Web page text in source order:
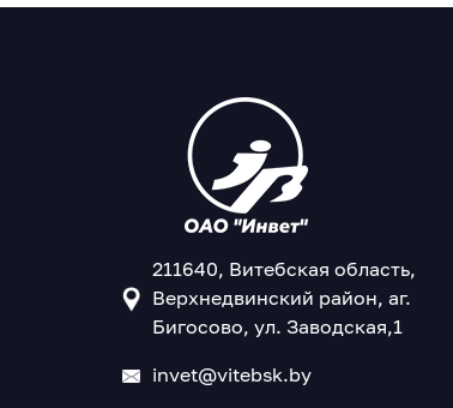
211640, Витебская область,
Верхнедвинский район, аг.
Бигосово, ул. Заводская,1
invet@vitebsk.by